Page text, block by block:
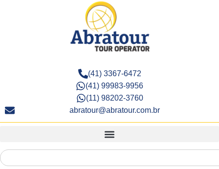
(41) 3367-6472
(41) 99983-9956
(11) 98202-3760
abratour@abratour.com.br